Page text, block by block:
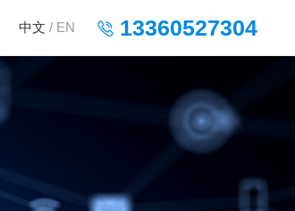
中文 / EN 13360527304